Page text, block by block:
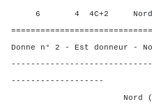
6 4 4C+2
Donne n° 2 - Est donneur -
-------------------
Nord